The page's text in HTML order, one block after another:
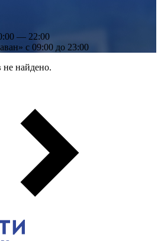
— 22:00
с 09:00 до 23:00
не найдено.